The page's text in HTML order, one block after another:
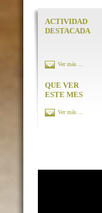
ACTIVIDAD
DESTACADA
Ver más ...
QUE VER
ESTE MES
Ver más ...